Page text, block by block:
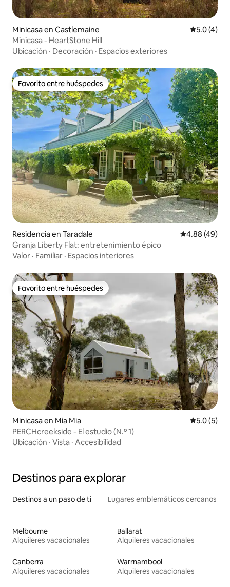
Minicasa en Castlemaine
5.0 (4)
Minicasa - HeartStone Hill
Ubicación · Decoración · Espacios exteriores
Favorito entre huéspedes
Favorito entre huéspedes
Residencia en Taradale Calificación
4.88 (49)
Granja Liberty Flat: entretenimiento épico
Valor · Familiar · Espacios interiores
Favorito entre huéspedes
Favorito entre huéspedes
Minicasa en Mia Mia
5.0 (5)
PERCHcreekside - El estudio (N.º 1)
Ubicación · Vista · Accesibilidad
Destinos para explorar
Destinos a un paso de ti Lugares emblemáticos cercanos
Melbourne
Alquileres vacacionales
Ballarat
Alquileres vacacionales
Canberra
Alquileres vacacionales
Warrnambool
Alquileres vacacionales